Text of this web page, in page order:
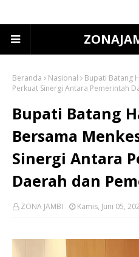
Beranda Nasional
Bupati Batang
Perkuat Sinergi Antara Pemerintah
Bupati Batang
Bersama
Sinergi Antara
Daerah dan
ZONA JAMBI Kamis, Juni 05,